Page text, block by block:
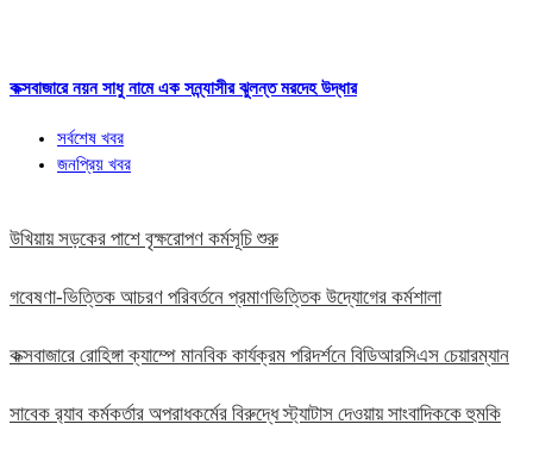
কক্সবাজারে নয়ন সাধু নামে এক সন্ন্যাসীর ঝুলন্ত মরদেহ উদ্ধার
সর্বশেষ খবর
জনপ্রিয় খবর
উখিয়ায় সড়কের পাশে বৃক্ষরোপণ কর্মসূচি শুরু
গবেষণা-ভিত্তিক আচরণ পরিবর্তনে প্রমাণভিত্তিক উদ্যোগের কর্মশালা
কক্সবাজারে রোহিঙ্গা ক্যাম্পে মানবিক কার্যক্রম পরিদর্শনে বিডিআরসিএস চেয়ারম্যান
সাবেক র‍্যাব কর্মকর্তার অপরাধকর্মের বিরুদ্ধে স্ট্যাটাস দেওয়ায় সাংবাদিককে হুমকি